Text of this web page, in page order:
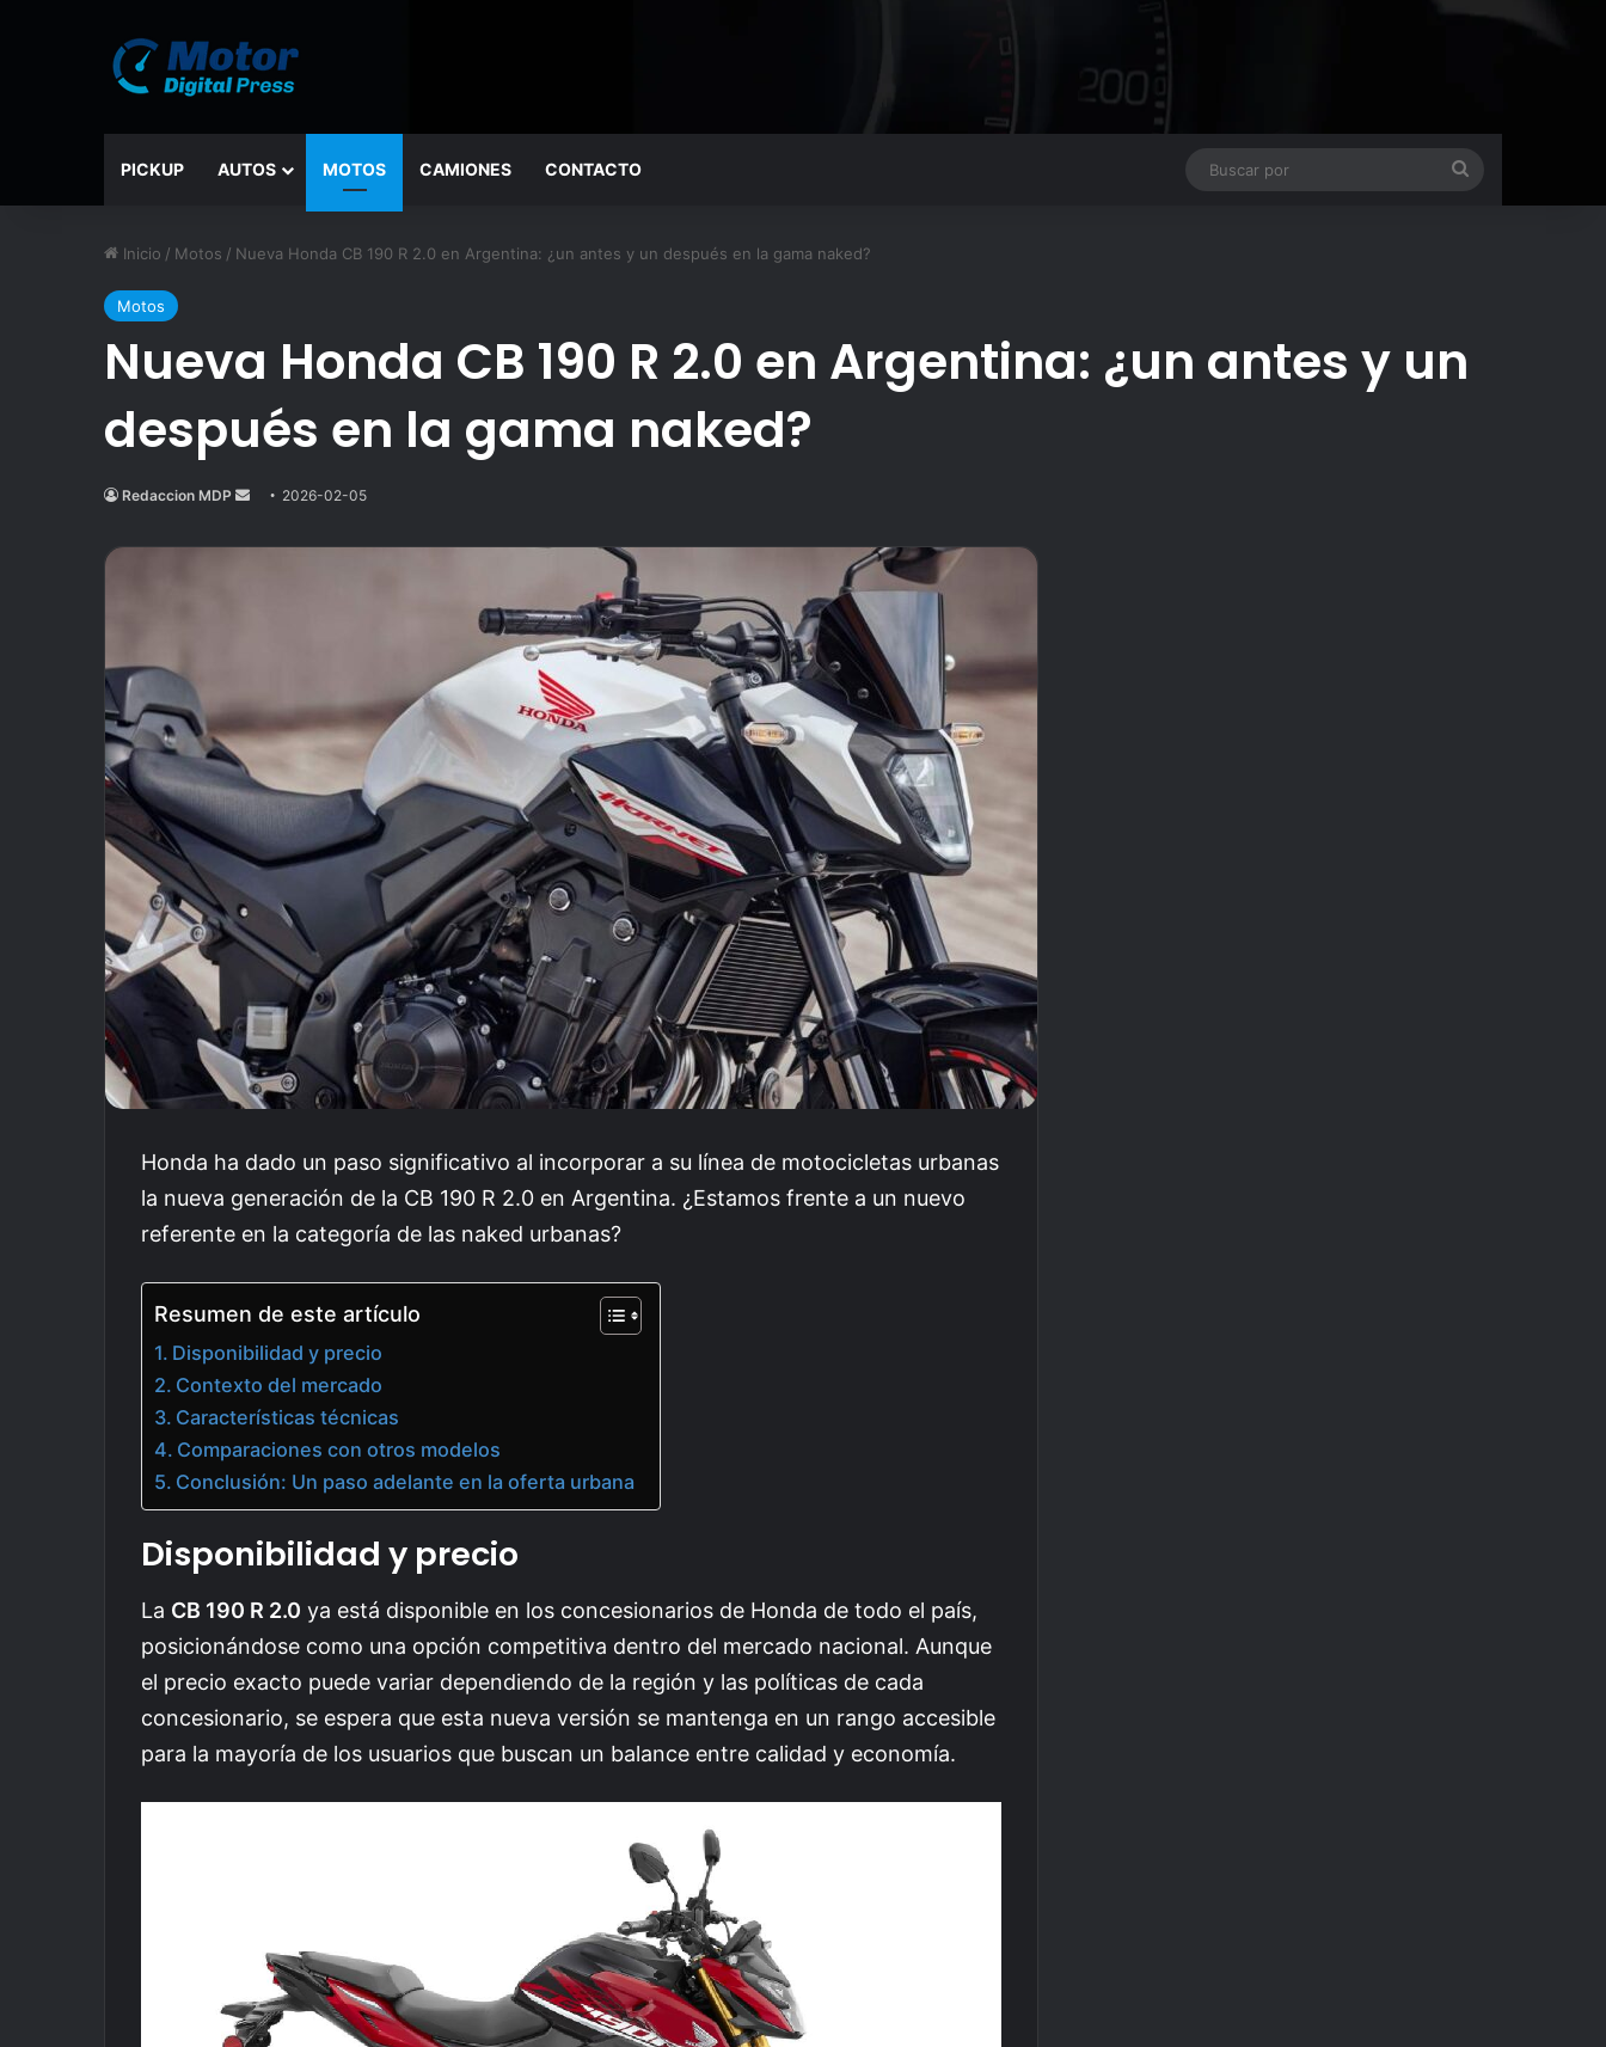
PICKUP AUTOS MOTOS CAMIONES CONTACTO
Inicio / Motos / Nueva Honda CB 190 R 2.0 en Argentina: ¿un antes y un después en la gama naked?
Motos
Nueva Honda CB 190 R 2.0 en Argentina: ¿un antes y un
después en la gama naked?
Redaccion MDP
Send
email
2026-02-05
Honda ha dado un paso significativo al incorporar a su línea de motocicletas urbanas
la nueva generación de la CB 190 R 2.0 en Argentina. ¿Estamos frente a un nuevo
referente en la categoría de las naked urbanas?
Resumen de este artículo
Disponibilidad y precio
Contexto del mercado
Características técnicas
Comparaciones con otros modelos
Conclusión: Un paso adelante en la oferta urbana
Disponibilidad y precio
La CB 190 R 2.0 ya está disponible en los concesionarios de Honda de todo el país,
posicionándose como una opción competitiva dentro del mercado nacional. Aunque
el precio exacto puede variar dependiendo de la región y las políticas de cada
concesionario, se espera que esta nueva versión se mantenga en un rango accesible
para la mayoría de los usuarios que buscan un balance entre calidad y economía.